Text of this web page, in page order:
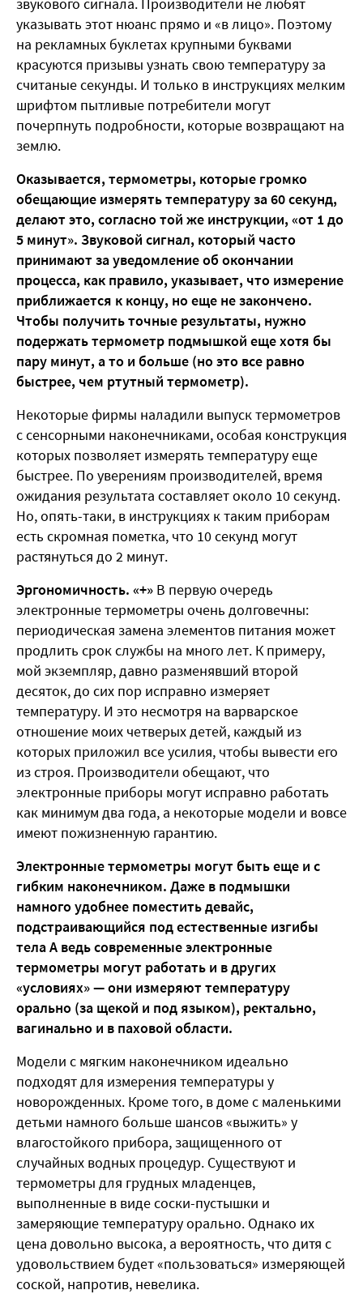
звукового сигнала. Производители не любят
указывать этот нюанс прямо и «в лицо». Поэтому
на рекламных буклетах крупными буквами
красуются призывы узнать свою температуру за
считаные секунды. И только в инструкциях мелким
шрифтом пытливые потребители могут
почерпнуть подробности, которые возвращают на
землю.
Оказывается, термометры, которые громко
обещающие измерять температуру за 60 секунд,
делают это, согласно той же инструкции, «от 1 до
5 минут». Звуковой сигнал, который часто
принимают за уведомление об окончании
процесса, как правило, указывает, что измерение
приближается к концу, но еще не закончено.
Чтобы получить точные результаты, нужно
подержать термометр подмышкой еще хотя бы
пару минут, а то и больше (но это все равно
быстрее, чем ртутный термометр).
Некоторые фирмы наладили выпуск термометров
с сенсорными наконечниками, особая конструкция
которых позволяет измерять температуру еще
быстрее. По уверениям производителей, время
ожидания результата составляет около 10 секунд.
Но, опять-таки, в инструкциях к таким приборам
есть скромная пометка, что 10 секунд могут
растянуться до 2 минут.
Эргономичность. «+» В первую очередь
электронные термометры очень долговечны:
периодическая замена элементов питания может
продлить срок службы на много лет. К примеру,
мой экземпляр, давно разменявший второй
десяток, до сих пор исправно измеряет
температуру. И это несмотря на варварское
отношение моих четверых детей, каждый из
которых приложил все усилия, чтобы вывести его
из строя. Производители обещают, что
электронные приборы могут исправно работать
как минимум два года, а некоторые модели и вовсе
имеют пожизненную гарантию.
Электронные термометры могут быть еще и с
гибким наконечником. Даже в подмышки
намного удобнее поместить девайс,
подстраивающийся под естественные изгибы
тела А ведь современные электронные
термометры могут работать и в других
«условиях» — они измеряют температуру
орально (за щекой и под языком), ректально,
вагинально и в паховой области.
Модели с мягким наконечником идеально
подходят для измерения температуры у
новорожденных. Кроме того, в доме с маленькими
детьми намного больше шансов «выжить» у
влагостойкого прибора, защищенного от
случайных водных процедур. Существуют и
термометры для грудных младенцев,
выполненные в виде соски-пустышки и
замеряющие температуру орально. Однако их
цена довольно высока, а вероятность, что дитя с
удовольствием будет «пользоваться» измеряющей
соской, напротив, невелика.